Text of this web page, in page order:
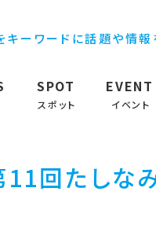
キーワードに話題や情
SPOT
スポット
EVENT
イベント
11回たし